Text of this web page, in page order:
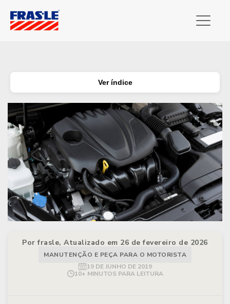
Ver índice
Por frasle, Atualizado em 26 de fevereiro de 2026
MANUTENÇÃO E PEÇA PARA O MOTORISTA
19 DE JUNHO DE 2019
10+ MINUTOS PARA LEITURA